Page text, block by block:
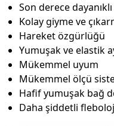
Son derece
Kolay giyme ve
Hareket özgürlüğü
Yumuşak ve elastik
Mükemmel uyum
Mükemmel ölçü
Hafif yumuşak bağ
Daha şiddetli